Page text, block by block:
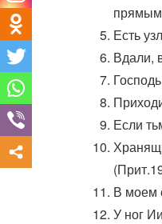
Есть
Вдали,
Если
В моем
У ног